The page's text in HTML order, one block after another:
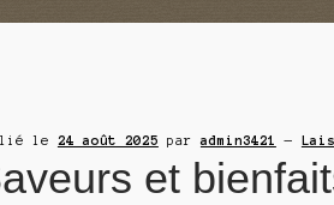
le 24 août 2025 paradmin3421 —
et